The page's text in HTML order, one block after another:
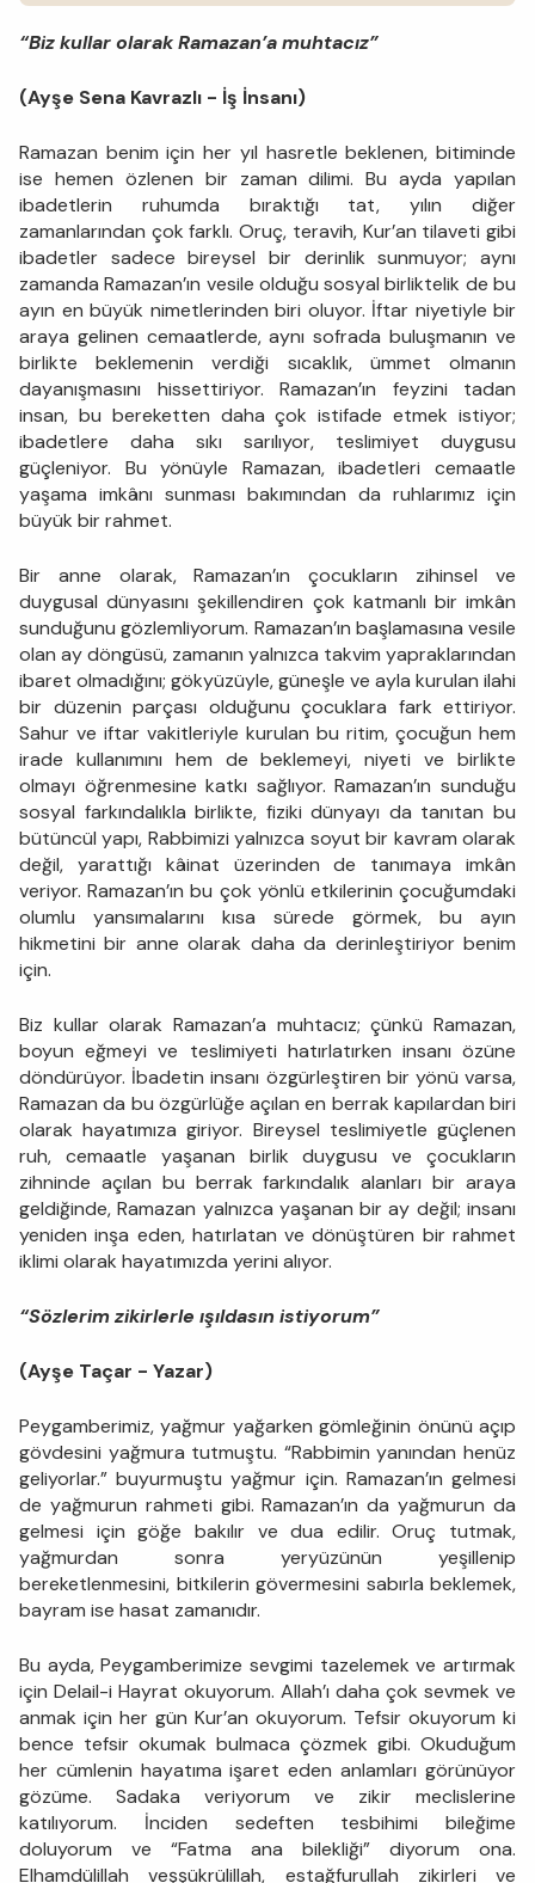
“Biz kullar olarak Ramazan’a muhtacız”
(Ayşe Sena Kavrazlı - İş İnsanı)
Ramazan benim için her yıl hasretle beklenen, bitiminde
ise hemen özlenen bir zaman dilimi. Bu ayda yapılan
ibadetlerin ruhumda bıraktığı tat, yılın diğer
zamanlarından çok farklı. Oruç, teravih, Kur’an tilaveti gibi
ibadetler sadece bireysel bir derinlik sunmuyor; aynı
zamanda Ramazan’ın vesile olduğu sosyal birliktelik de bu
ayın en büyük nimetlerinden biri oluyor. İftar niyetiyle bir
araya gelinen cemaatlerde, aynı sofrada buluşmanın ve
birlikte beklemenin verdiği sıcaklık, ümmet olmanın
dayanışmasını hissettiriyor. Ramazan’ın feyzini tadan
insan, bu bereketten daha çok istifade etmek istiyor;
ibadetlere daha sıkı sarılıyor, teslimiyet duygusu
güçleniyor. Bu yönüyle Ramazan, ibadetleri cemaatle
yaşama imkânı sunması bakımından da ruhlarımız için
büyük bir rahmet.
Bir anne olarak, Ramazan’ın çocukların zihinsel ve
duygusal dünyasını şekillendiren çok katmanlı bir imkân
sunduğunu gözlemliyorum. Ramazan’ın başlamasına vesile
olan ay döngüsü, zamanın yalnızca takvim yapraklarından
ibaret olmadığını; gökyüzüyle, güneşle ve ayla kurulan ilahi
bir düzenin parçası olduğunu çocuklara fark ettiriyor.
Sahur ve iftar vakitleriyle kurulan bu ritim, çocuğun hem
irade kullanımını hem de beklemeyi, niyeti ve birlikte
olmayı öğrenmesine katkı sağlıyor. Ramazan’ın sunduğu
sosyal farkındalıkla birlikte, fiziki dünyayı da tanıtan bu
bütüncül yapı, Rabbimizi yalnızca soyut bir kavram olarak
değil, yarattığı kâinat üzerinden de tanımaya imkân
veriyor. Ramazan’ın bu çok yönlü etkilerinin çocuğumdaki
olumlu yansımalarını kısa sürede görmek, bu ayın
hikmetini bir anne olarak daha da derinleştiriyor benim
için.
Biz kullar olarak Ramazan’a muhtacız; çünkü Ramazan,
boyun eğmeyi ve teslimiyeti hatırlatırken insanı özüne
döndürüyor. İbadetin insanı özgürleştiren bir yönü varsa,
Ramazan da bu özgürlüğe açılan en berrak kapılardan biri
olarak hayatımıza giriyor. Bireysel teslimiyetle güçlenen
ruh, cemaatle yaşanan birlik duygusu ve çocukların
zihninde açılan bu berrak farkındalık alanları bir araya
geldiğinde, Ramazan yalnızca yaşanan bir ay değil; insanı
yeniden inşa eden, hatırlatan ve dönüştüren bir rahmet
iklimi olarak hayatımızda yerini alıyor.
“Sözlerim zikirlerle ışıldasın istiyorum”
(Ayşe Taçar - Yazar)
Peygamberimiz, yağmur yağarken gömleğinin önünü açıp
gövdesini yağmura tutmuştu. “Rabbimin yanından henüz
geliyorlar.” buyurmuştu yağmur için. Ramazan’ın gelmesi
de yağmurun rahmeti gibi. Ramazan’ın da yağmurun da
gelmesi için göğe bakılır ve dua edilir. Oruç tutmak,
yağmurdan sonra yeryüzünün yeşillenip
bereketlenmesini, bitkilerin gövermesini sabırla beklemek,
bayram ise hasat zamanıdır.
Bu ayda, Peygamberimize sevgimi tazelemek ve artırmak
için Delail-i Hayrat okuyorum. Allah’ı daha çok sevmek ve
anmak için her gün Kur’an okuyorum. Tefsir okuyorum ki
bence tefsir okumak bulmaca çözmek gibi. Okuduğum
her cümlenin hayatıma işaret eden anlamları görünüyor
gözüme. Sadaka veriyorum ve zikir meclislerine
katılıyorum. İnciden sedeften tesbihimi bileğime
doluyorum ve “Fatma ana bilekliği” diyorum ona.
Elhamdülillah veşşükrülillah, estağfurullah zikirleri ve